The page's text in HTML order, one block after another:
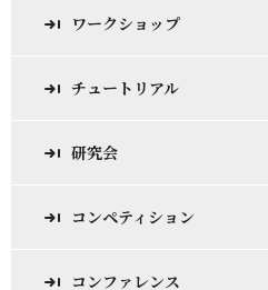
ワークショップ
チュートリアル
研究会
コンペティション
コンファレンス